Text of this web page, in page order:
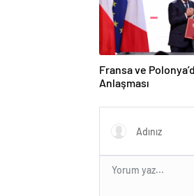
Fransa ve
Anlaşması